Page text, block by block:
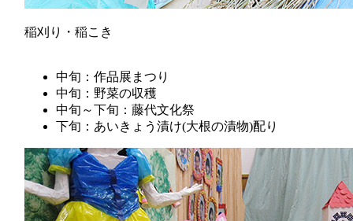
稲刈り・稲こき
中旬：作品展まつり
中旬：野菜の収穫
中旬～下旬：藤代文化祭
下旬：あいきょう漬け(大根の漬物)配り